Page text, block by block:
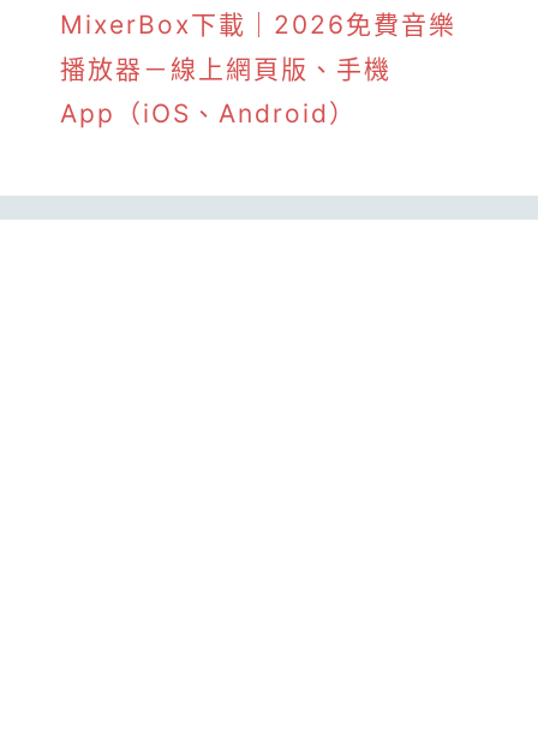
MixerBox下載｜2026免費音樂
播放器－線上網頁版、手機
App（iOS、Android）